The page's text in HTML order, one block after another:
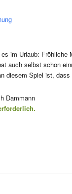
im Urlaub: Fröhliche
auch selbst schon
diesem Spiel ist,
Dammann